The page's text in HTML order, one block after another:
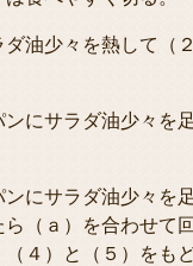
油少々を熱して（
ンにサラダ油少々を
ンにサラダ油少々を
（ａ）を合わせて
４）と（５）をも